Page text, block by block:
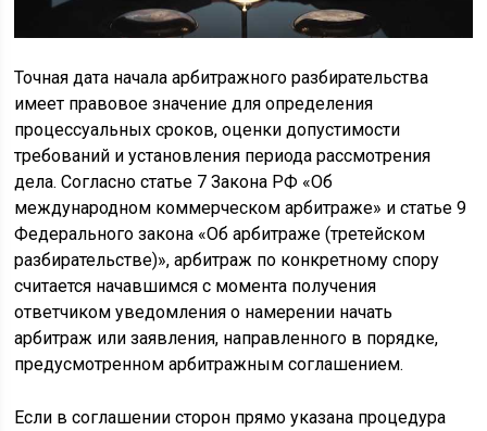
Точная дата начала арбитражного разбирательства
имеет правовое значение для определения
процессуальных сроков, оценки допустимости
требований и установления периода рассмотрения
дела. Согласно статье 7 Закона РФ «Об
международном коммерческом арбитраже» и статье 9
Федерального закона «Об арбитраже (третейском
разбирательстве)», арбитраж по конкретному спору
считается начавшимся с момента получения
ответчиком уведомления о намерении начать
арбитраж или заявления, направленного в порядке,
предусмотренном арбитражным соглашением.
Если в соглашении сторон прямо указана процедура